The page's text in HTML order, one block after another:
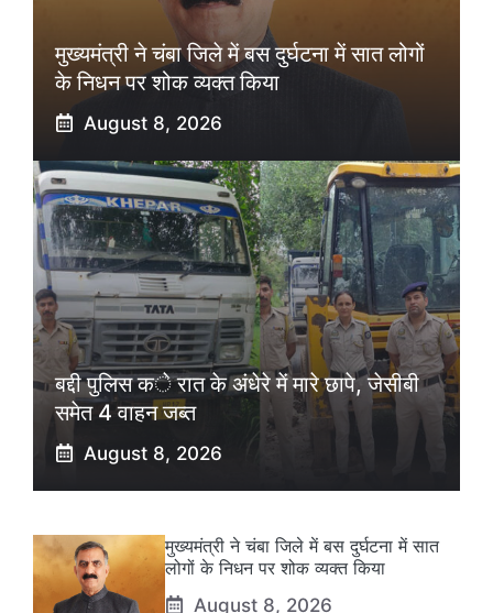
मुख्यमंत्री ने चंबा जिले में बस दुर्घटना में सात लोगों
के निधन पर शोक व्यक्त किया
August 8, 2026
बद्दी पुलिस के रात के अंधेरे में मारे छापे, जेसीबी
समेत 4 वाहन जब्त
August 8, 2026
मुख्यमंत्री ने चंबा जिले में बस दुर्घटना में सात
लोगों के निधन पर शोक व्यक्त किया
August 8, 2026